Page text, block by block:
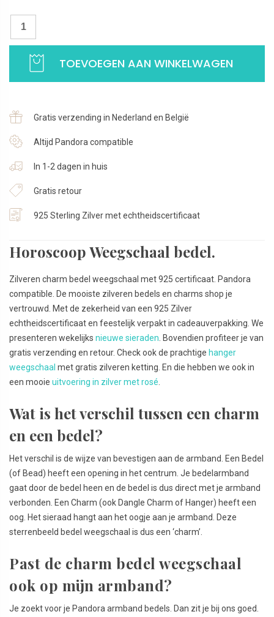
Bedel
Charm
model
zirkonia
925
Zilver
aantal
TOEVOEGEN AAN WINKELWAGEN
Gratis verzending in Nederland en België
Altijd Pandora compatible
In 1-2 dagen in huis
Gratis retour
925 Sterling Zilver met echtheidscertificaat
Horoscoop Weegschaal bedel.
Zilveren charm bedel weegschaal met 925 certificaat. Pandora
compatible. De mooiste zilveren bedels en charms shop je
vertrouwd. Met de zekerheid van een 925 Zilver
echtheidscertificaat en feestelijk verpakt in cadeauverpakking. We
presenteren wekelijks nieuwe sieraden . Bovendien profiteer je van
gratis verzending en retour. Check ook de prachtige hanger
weegschaal met gratis zilveren ketting. En die hebben we ook in
een mooie uitvoering in zilver met rosé
Wat is het verschil tussen een charm
en een bedel?
Het verschil is de wijze van bevestigen aan de armband. Een Bedel
(of Bead) heeft een opening in het centrum. Je bedelarmband
gaat door de bedel heen en de bedel is dus direct met je armband
verbonden. Een Charm (ook Dangle Charm of Hanger) heeft een
oog. Het sieraad hangt aan het oogje aan je armband. Deze
sterrenbeeld bedel weegschaal is dus een ‘charm’.
Past de charm bedel weegschaal
ook op mijn armband?
Je zoekt voor je Pandora armband bedels. Dan zit je bij ons goed.